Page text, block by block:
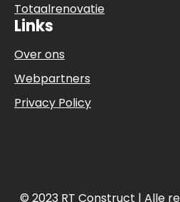
Totaalrenovatie
Links
Over ons
Webpartners
Privacy Policy
© 2023 RT Construct | Alle